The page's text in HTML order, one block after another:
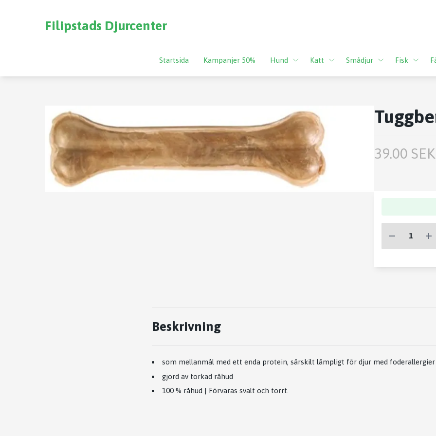
Filipstads Djurcenter
Startsida Kampanjer 50% Hund Katt Smådjur Fisk
39.00 SEK
Beskrivning
som mellanmål med ett enda protein, särskilt lämpligt för djur med foderallergier
gjord av torkad råhud
100 % råhud | Förvaras svalt och torrt.